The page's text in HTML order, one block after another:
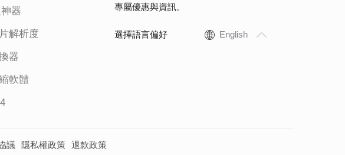
器
解析度
器
軟體
專屬優惠與資訊。
選擇語言偏好 English
議 隱私權政策 退款政策